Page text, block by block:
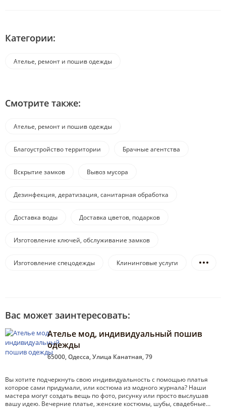
Категории:
Ателье, ремонт и пошив одежды
Смотрите также:
Ателье, ремонт и пошив одежды
Благоустройство территории Брачные агентства
Вскрытие замков Вывоз мусора
Дезинфекция, дератизация, санитарная обработка
Доставка воды Доставка цветов, подарков
Изготовление ключей, обслуживание замков
Изготовление спецодежды Клининговые услуги
Вас может заинтересовать:
Ателье мод, индивидуальный пошив
одежды
65000, Одесса, Улица Канатная, 79
Вы хотите подчеркнуть свою индивидуальность с помощью платья
которое сами придумали, или костюма из модного журнала? Наши
мастера могут создать вещь по фото, рисунку или просто выслушав
вашу идею. Вечерние платье, женские костюмы, шубы, свадебные…